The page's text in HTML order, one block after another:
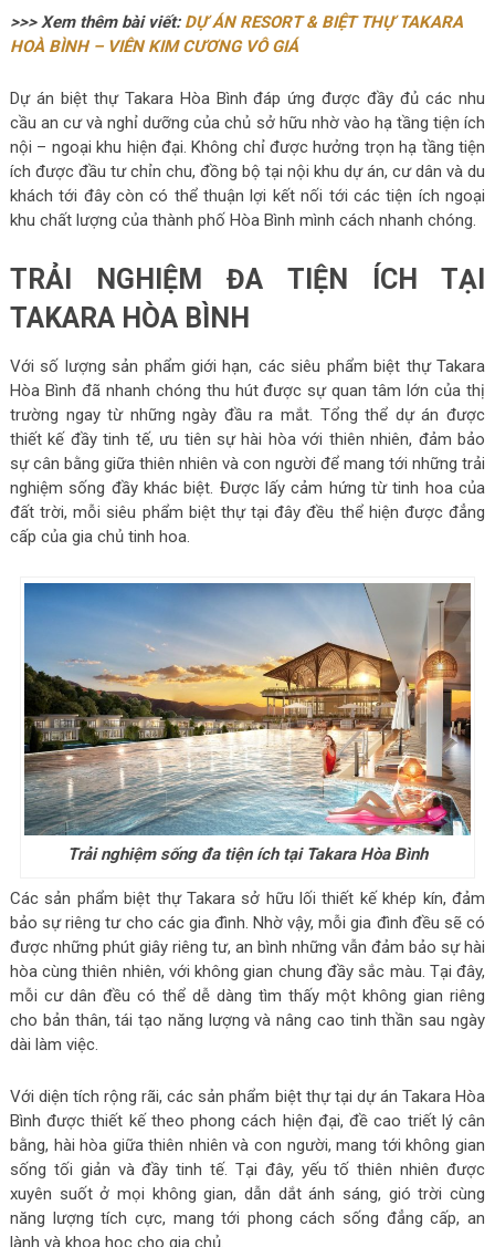
>>> Xem thêm bài viết: DỰ ÁN RESORT & BIỆT THỰ TAKARA
HOÀ BÌNH – VIÊN KIM CƯƠNG VÔ GIÁ
Dự án biệt thự Takara Hòa Bình đáp ứng được đầy đủ các nhu
cầu an cư và nghỉ dưỡng của chủ sở hữu nhờ vào hạ tầng tiện ích
nội – ngoại khu hiện đại. Không chỉ được hưởng trọn hạ tầng tiện
ích được đầu tư chỉn chu, đồng bộ tại nội khu dự án, cư dân và du
khách tới đây còn có thể thuận lợi kết nối tới các tiện ích ngoại
khu chất lượng của thành phố Hòa Bình mình cách nhanh chóng.
TRẢI NGHIỆM ĐA TIỆN ÍCH TẠI
TAKARA HÒA BÌNH
Với số lượng sản phẩm giới hạn, các siêu phẩm biệt thự Takara
Hòa Bình đã nhanh chóng thu hút được sự quan tâm lớn của thị
trường ngay từ những ngày đầu ra mắt. Tổng thể dự án được
thiết kế đầy tinh tế, ưu tiên sự hài hòa với thiên nhiên, đảm bảo
sự cân bằng giữa thiên nhiên và con người để mang tới những trải
nghiệm sống đầy khác biệt. Được lấy cảm hứng từ tinh hoa của
đất trời, mỗi siêu phẩm biệt thự tại đây đều thể hiện được đẳng
cấp của gia chủ tinh hoa.
Trải nghiệm sống đa tiện ích tại Takara Hòa Bình
Các sản phẩm biệt thự Takara sở hữu lối thiết kế khép kín, đảm
bảo sự riêng tư cho các gia đình. Nhờ vậy, mỗi gia đình đều sẽ có
được những phút giây riêng tư, an bình những vẫn đảm bảo sự hài
hòa cùng thiên nhiên, với không gian chung đầy sắc màu. Tại đây,
mỗi cư dân đều có thể dễ dàng tìm thấy một không gian riêng
cho bản thân, tái tạo năng lượng và nâng cao tinh thần sau ngày
dài làm việc.
Với diện tích rộng rãi, các sản phẩm biệt thự tại dự án Takara Hòa
Bình được thiết kế theo phong cách hiện đại, đề cao triết lý cân
bằng, hài hòa giữa thiên nhiên và con người, mang tới không gian
sống tối giản và đầy tinh tế. Tại đây, yếu tố thiên nhiên được
xuyên suốt ở mọi không gian, dẫn dắt ánh sáng, gió trời cùng
năng lượng tích cực, mang tới phong cách sống đẳng cấp, an
lành và khoa học cho gia chủ.